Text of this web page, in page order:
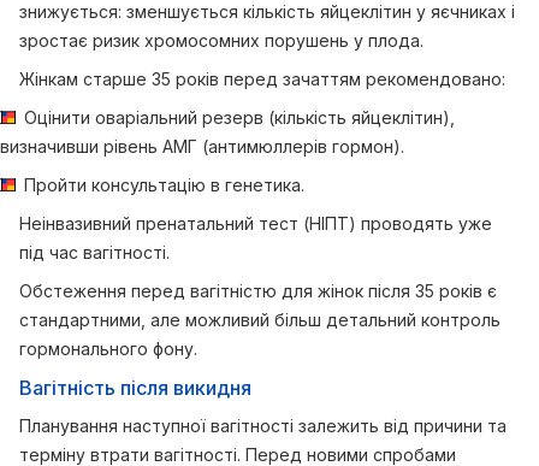
знижується: зменшується кількість яйцеклітин у яєчниках і
зростає ризик хромосомних порушень у плода.
Жінкам старше 35 років перед зачаттям рекомендовано:
Оцінити оваріальний резерв (кількість яйцеклітин),
визначивши рівень АМГ (антимюллерів гормон).
Пройти консультацію в генетика.
Неінвазивний пренатальний тест (НІПТ) проводять уже
під час вагітності.
Обстеження перед вагітністю для жінок після 35 років є
стандартними, але можливий більш детальний контроль
гормонального фону.
Вагітність після викидня
Планування наступної вагітності залежить від причини та
терміну втрати вагітності. Перед новими спробами